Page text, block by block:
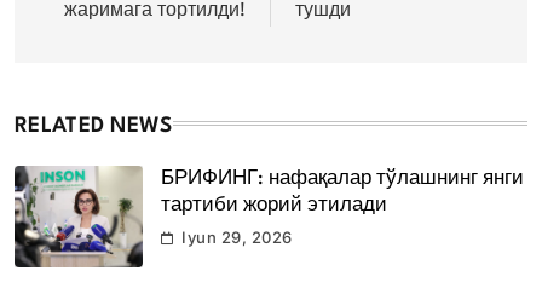
жаримага тортилди!
тушди
RELATED NEWS
БРИФИНГ: нафақалар тўлашнинг янги
тартиби жорий этилади
Iyun 29, 2026